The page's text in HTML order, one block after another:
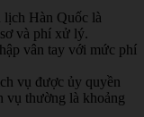
lịch Hàn Quốc là
và phí xử lý.
vân tay với mức phí
vụ được ủy quyền
vụ thường là khoảng